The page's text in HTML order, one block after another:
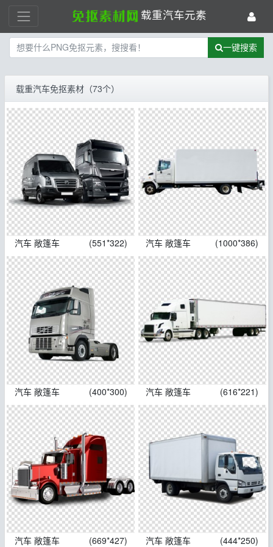
载重汽车元素
一键搜索
载重汽车免抠素材（73个）
汽车 敞篷车 (551*322) 汽车 敞篷车 (1000*386)
汽车 敞篷车 (400*300) 汽车 敞篷车 (616*221)
汽车 敞篷车 (669*427) 汽车 敞篷车 (444*250)